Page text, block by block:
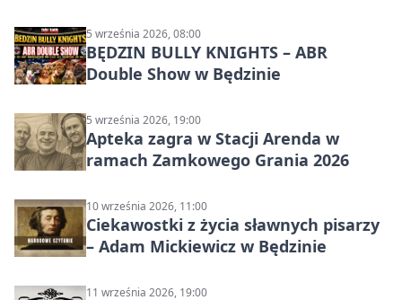
5 września 2026, 08:00
BĘDZIN BULLY KNIGHTS – ABR
Double Show w Będzinie
5 września 2026, 19:00
Apteka zagra w Stacji Arenda w
ramach Zamkowego Grania 2026
10 września 2026, 11:00
Ciekawostki z życia sławnych pisarzy
– Adam Mickiewicz w Będzinie
11 września 2026, 19:00